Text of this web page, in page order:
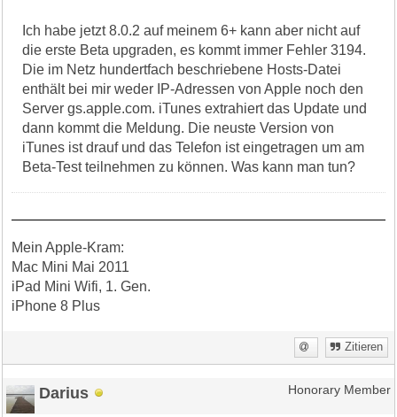
Ich habe jetzt 8.0.2 auf meinem 6+ kann aber nicht auf
die erste Beta upgraden, es kommt immer Fehler 3194.
Die im Netz hundertfach beschriebene Hosts-Datei
enthält bei mir weder IP-Adressen von Apple noch den
Server gs.apple.com. iTunes extrahiert das Update und
dann kommt die Meldung. Die neuste Version von
iTunes ist drauf und das Telefon ist eingetragen um am
Beta-Test teilnehmen zu können. Was kann man tun?
Mein Apple-Kram:
Mac Mini Mai 2011
iPad Mini Wifi, 1. Gen.
iPhone 8 Plus
Zitieren
Darius Honorary Member